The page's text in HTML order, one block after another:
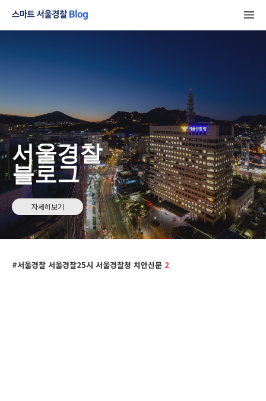
서울경찰
블로그
자세히보기
서울경찰 서울경찰25시 서울경찰청 치안신문 2